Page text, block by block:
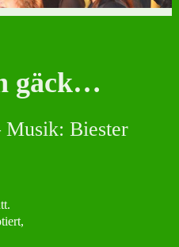
gäck…
Musik: Biester